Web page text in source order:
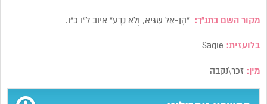
מקור השם בתנ”ך: “הֶן-אֵל שַׂגִּיא, וְלֹא נֵדָע” איוב ל”ו כ”ו.
בלועזית:
מין: זכר\נקבה